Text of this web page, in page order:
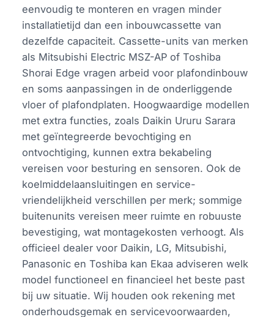
eenvoudig te monteren en vragen minder
installatietijd dan een inbouwcassette van
dezelfde capaciteit. Cassette-units van merken
als Mitsubishi Electric MSZ-AP of Toshiba
Shorai Edge vragen arbeid voor plafondinbouw
en soms aanpassingen in de onderliggende
vloer of plafondplaten. Hoogwaardige modellen
met extra functies, zoals Daikin Ururu Sarara
met geïntegreerde bevochtiging en
ontvochtiging, kunnen extra bekabeling
vereisen voor besturing en sensoren. Ook de
koelmiddelaansluitingen en service-
vriendelijkheid verschillen per merk; sommige
buitenunits vereisen meer ruimte en robuuste
bevestiging, wat montagekosten verhoogt. Als
officieel dealer voor Daikin, LG, Mitsubishi,
Panasonic en Toshiba kan Ekaa adviseren welk
model functioneel en financieel het beste past
bij uw situatie. Wij houden ook rekening met
onderhoudsgemak en servicevoorwaarden,